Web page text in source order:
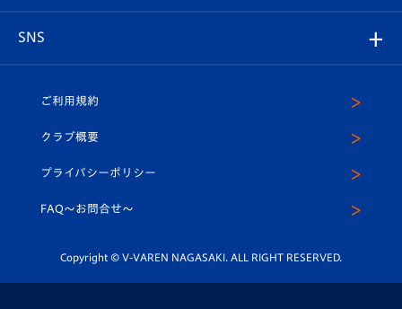
ホームタウン
平和祈念活動
ホームタウン活動
プレイヤーズスイート
店舗情報
U-18
スクール
SNS
ヴィヴィくんインスタグラム
公式LINE＠
ご利用規約
クラブ概要
プライバシーポリシー
FAQ〜お問合せ〜
Copyright © V-VAREN NAGASAKI. ALL RIGHT RESERVED.